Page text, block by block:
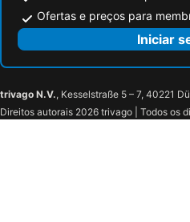
Ofertas e preços para
Iniciar
trivago N.V., Kesselstraße 5 – 7, 40221
Direitos autorais 2026 trivago | Todos os